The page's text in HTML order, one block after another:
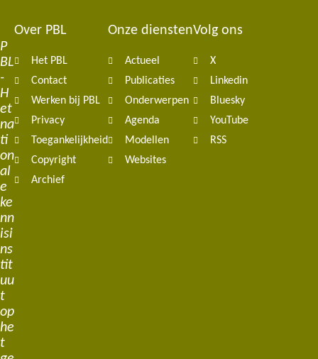
P
BL
-
H
et
na
ti
on
al
e
ke
nn
isi
ns
tit
uu
t
op
he
t
Footer
navigation
Over PBL
Het PBL
Contact
Werken bij PBL
Privacy
Toegankelijkheid
Copyright
Archief
Onze diensten
Actueel
Publicaties
Onderwerpen
Agenda
Modellen
Websites
Volg ons
X
Linkedin
Bluesky
YouTube
RSS